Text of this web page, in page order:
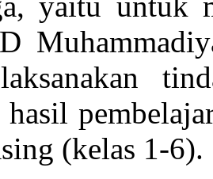
hasil
(kelas 1-6).